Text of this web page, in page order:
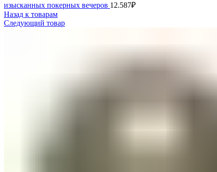
изысканных покерных вечеров 12.587₽
Назад к товарам
Следующий товар